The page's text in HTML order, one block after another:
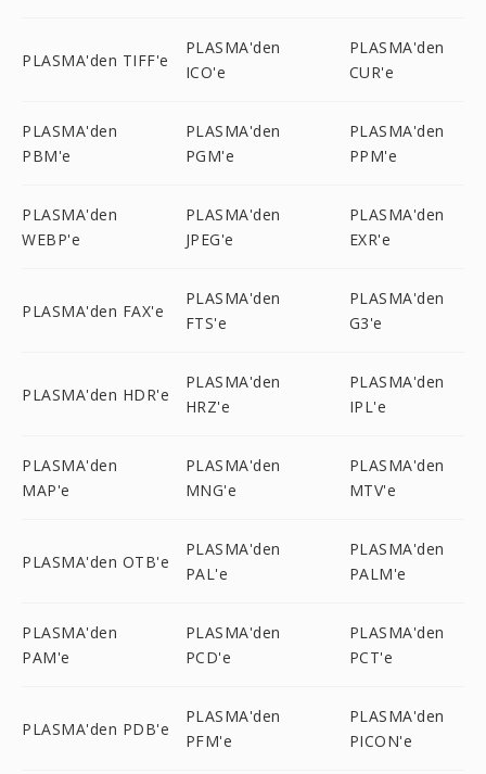
PLASMA'den TIFF'e
PLASMA'den
ICO'e
PLASMA'den
CUR'e
PLASMA'den
PBM'e
PLASMA'den
PGM'e
PLASMA'den
PPM'e
PLASMA'den
WEBP'e
PLASMA'den
JPEG'e
PLASMA'den
EXR'e
PLASMA'den FAX'e
PLASMA'den
FTS'e
PLASMA'den
G3'e
PLASMA'den HDR'e
PLASMA'den
HRZ'e
PLASMA'den
IPL'e
PLASMA'den
MAP'e
PLASMA'den
MNG'e
PLASMA'den
MTV'e
PLASMA'den OTB'e
PLASMA'den
PAL'e
PLASMA'den
PALM'e
PLASMA'den
PAM'e
PLASMA'den
PCD'e
PLASMA'den
PCT'e
PLASMA'den PDB'e
PLASMA'den
PFM'e
PLASMA'den
PICON'e